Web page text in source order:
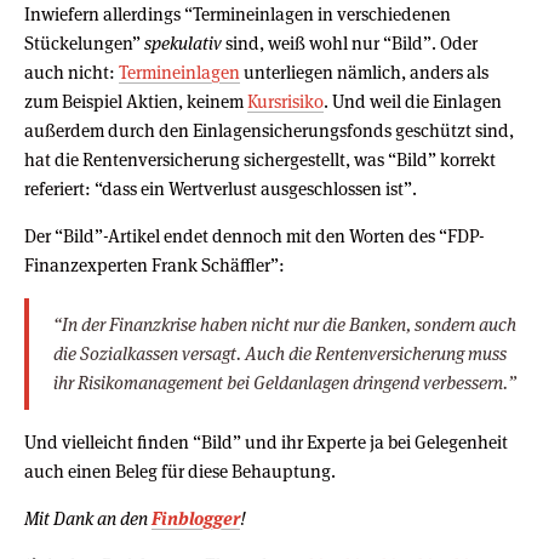
Inwiefern allerdings “Termineinlagen in verschiedenen
Stückelungen”spekulativsind, weiß wohl nur “Bild”. Oder
auch nicht: Termineinlagen unterliegen nämlich, anders als
zum Beispiel Aktien, keinemKursrisiko. Und weil die Einlagen
außerdem durch den Einlagensicherungsfonds geschützt sind,
hat die Rentenversicherung sichergestellt, was “Bild” korrekt
referiert: “dass ein Wertverlust ausgeschlossen ist”.
Der “Bild”-Artikel endet dennoch mit den Worten des “FDP-
Finanzexperten Frank Schäffler”:
“In der Finanzkrise haben nicht nur die Banken, sondern auch
die Sozialkassen versagt. Auch die Rentenversicherung muss
ihr Risikomanagement bei Geldanlagen dringend verbessern.”
Und vielleicht finden “Bild” und ihr Experte ja bei Gelegenheit
auch einen Beleg für diese Behauptung.
Mit Dank an den Finblogger!